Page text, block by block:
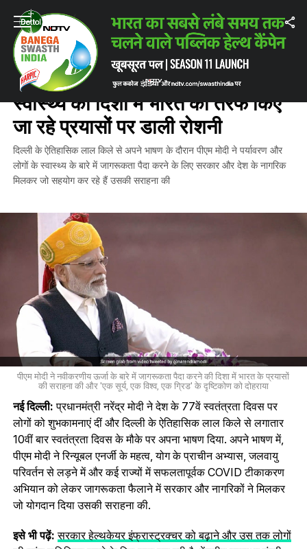
Home / ताज़ातरीन ख़बरें पीएम नरेंद्र मोदी ने जलवायु परिवर्तन और स्वास्थ्य की
ताज़ातरीन ख़बरें
पीएम नरेंद्र मोदी ने जलवायु परिवर्तन और
स्वास्थ्य की दिशा में भारत की तरफ किए
जा रहे प्रयासों पर डाली रोशनी
दिल्ली के ऐतिहासिक लाल किले से अपने भाषण के दौरान पीएम मोदी ने पर्यावरण और
लोगों के स्वास्थ्य के बारे में जागरूकता पैदा करने के लिए सरकार और देश के नागरिक
मिलकर जो सहयोग कर रहे हैं उसकी सराहना की
पीएम मोदी ने नवीकरणीय ऊर्जा के बारे में जागरूकता पैदा करने की दिशा में भारत के प्रयासों
की सराहना की और 'एक सूर्य, एक विश्व, एक ग्रिड' के दृष्टिकोण को दोहराया
नई दिल्ली: प्रधानमंत्री नरेंद्र मोदी ने देश के 77वें स्वतंत्रता दिवस पर
लोगों को शुभकामनाएं दीं और दिल्ली के ऐतिहासिक लाल किले से लगातार
10वीं बार स्वतंत्रता दिवस के मौके पर अपना भाषण दिया. अपने भाषण में,
पीएम मोदी ने रिन्यूबल एनर्जी के महत्व, योग के प्राचीन अभ्यास, जलवायु
परिवर्तन से लड़ने में और कई राज्यों में सफलतापूर्वक COVID टीकाकरण
अभियान को लेकर जागरूकता फैलाने में सरकार और नागरिकों ने मिलकर
जो योगदान दिया उसकी सराहना की.
इसे भी पढ़ें: सरकार हेल्थकेयर इंफ्रास्ट्रक्चर को बढ़ाने और उस तक लोगों